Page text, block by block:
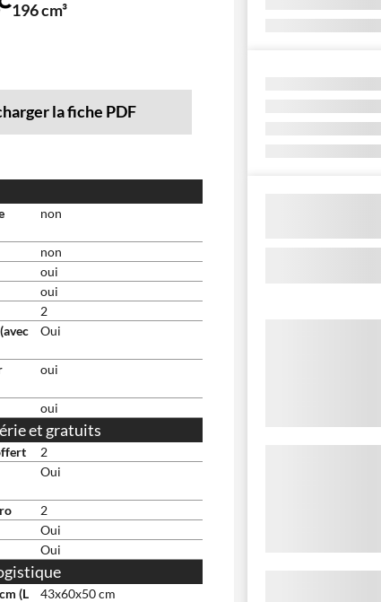
196 cm³
la fiche PDF
non
non
oui
oui
2
Oui
oui
oui
et gratuits
2
Oui
2
Oui
Oui
(L
43x60x50 cm